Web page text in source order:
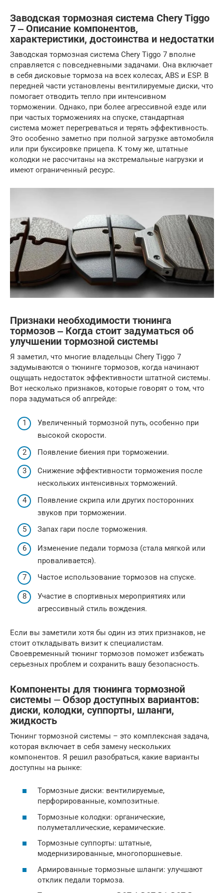
Заводская тормозная система Chery Tiggo
7 ‒ Описание компонентов,
характеристики, достоинства и недостатки
Заводская тормозная система Chery Tiggo 7 вполне
справляется с повседневными задачами. Она включает
в себя дисковые тормоза на всех колесах, ABS и ESP. В
передней части установлены вентилируемые диски, что
помогает отводить тепло при интенсивном
торможении. Однако, при более агрессивной езде или
при частых торможениях на спуске, стандартная
система может перегреваться и терять эффективность.
Это особенно заметно при полной загрузке автомобиля
или при буксировке прицепа. К тому же, штатные
колодки не рассчитаны на экстремальные нагрузки и
имеют ограниченный ресурс.
Признаки необходимости тюнинга
тормозов ‒ Когда стоит задуматься об
улучшении тормозной системы
Я заметил, что многие владельцы Chery Tiggo 7
задумываются о тюнинге тормозов, когда начинают
ощущать недостаток эффективности штатной системы.
Вот несколько признаков, которые говорят о том, что
пора задуматься об апгрейде:
Увеличенный тормозной путь, особенно при
высокой скорости.
Появление биения при торможении.
Снижение эффективности торможения после
нескольких интенсивных торможений.
Появление скрипа или других посторонних
звуков при торможении.
Запах гари после торможения.
Изменение педали тормоза (стала мягкой или
проваливается).
Частое использование тормозов на спуске.
Участие в спортивных мероприятиях или
агрессивный стиль вождения.
Если вы заметили хотя бы один из этих признаков, не
стоит откладывать визит к специалистам.
Своевременный тюнинг тормозов поможет избежать
серьезных проблем и сохранить вашу безопасность.
Компоненты для тюнинга тормозной
системы ⏤ Обзор доступных вариантов:
диски, колодки, суппорты, шланги,
жидкость
Тюнинг тормозной системы – это комплексная задача,
которая включает в себя замену нескольких
компонентов. Я решил разобраться, какие варианты
доступны на рынке:
Тормозные диски: вентилируемые,
перфорированные, композитные.
Тормозные колодки: органические,
полуметаллические, керамические.
Тормозные суппорты: штатные,
модернизированные, многопоршневые.
Армированные тормозные шланги: улучшают
отклик педали тормоза.